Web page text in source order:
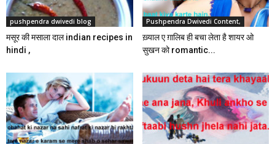
pushpendra dwivedi blog
मसूर की मसाला दाल indian recipes in
hindi ,
Pushpendra Dwivedi Content,
ख़्याल ए ग़ालिब ही बचा लेता है शायर ओ
सुखन को romantic...